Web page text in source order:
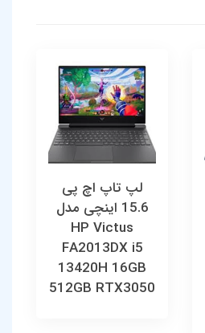
لپ تاپ اچ پی
15.6 اینچی مدل
HP Victus
FA2013DX i5
13420H 16GB
512GB RTX3050